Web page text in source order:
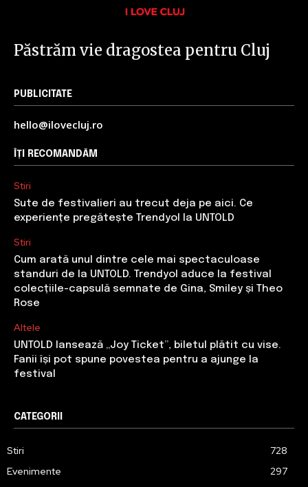
Păstrăm vie dragostea pentru Cluj
PUBLICITATE
hello@ilovecluj.ro
ÎȚI RECOMANDĂM
Stiri
Sute de festivalieri au trecut deja pe aici. Ce
experiențe pregătește Trendyol la UNTOLD
Stiri
Cum arată unul dintre cele mai spectaculoase
standuri de la UNTOLD. Trendyol aduce la festival
colecțiile-capsulă semnate de Gina, Smiley și Theo
Rose
Altele
UNTOLD lansează „Joy Ticket”, biletul plătit cu vise.
Fanii își pot spune povestea pentru a ajunge la
festival
CATEGORII
Stiri
728
Evenimente
297